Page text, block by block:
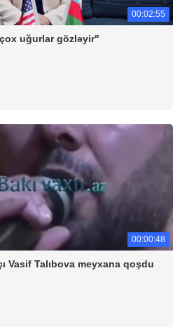
00:02:55
uğurlar gözləyir"
00:00:48
Vasif Talıbova meyxana qoşdu